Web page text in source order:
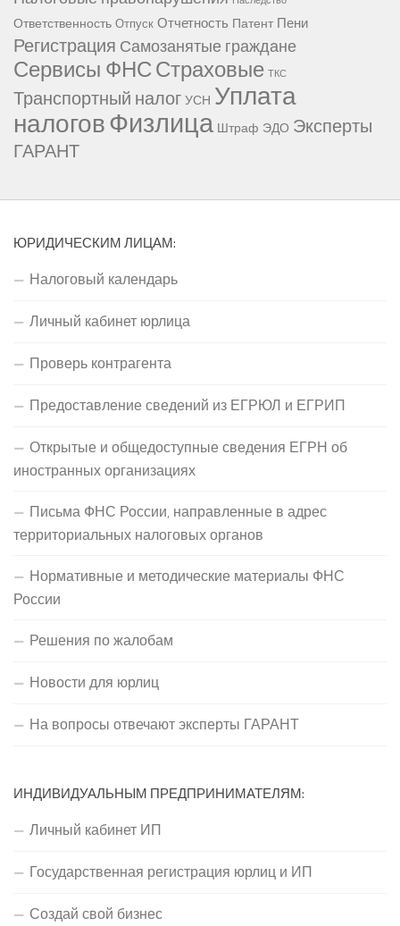
Ответственность Отпуск Отчетность Патент Пени
Регистрация Самозанятые граждане
Сервисы ФНССтраховые ТКС
Транспортный налогУСН Уплата
налоговФизлица Штраф ЭДО Эксперты
ГАРАНТ
ЮРИДИЧЕСКИМ ЛИЦАМ:
Налоговый календарь
Личный кабинет юрлица
Проверь контрагента
Предоставление сведений из ЕГРЮЛ и ЕГРИП
Открытые и общедоступные сведения ЕГРН об
иностранных организациях
Письма ФНС России, направленные в адрес
территориальных налоговых органов
Нормативные и методические материалы ФНС
России
Решения по жалобам
Новости для юрлиц
На вопросы отвечают эксперты ГАРАНТ
ИНДИВИДУАЛЬНЫМ ПРЕДПРИНИМАТЕЛЯМ:
Личный кабинет ИП
Государственная регистрация юрлиц и ИП
Создай свой бизнес